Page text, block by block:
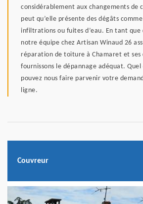
considérablement aux changements de
peut qu’elle présente des dégâts
infiltrations ou fuites d’eau. En tant que
notre équipe chez Artisan Winaud 26
réparation de toiture à Chamaret et ses
fournissons le dépannage adéquat.
pouvez nous faire parvenir votre
ligne.
Couvreur